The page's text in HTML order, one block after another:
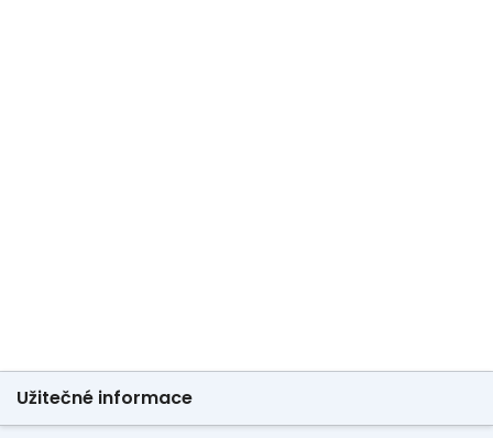
Užitečné informace